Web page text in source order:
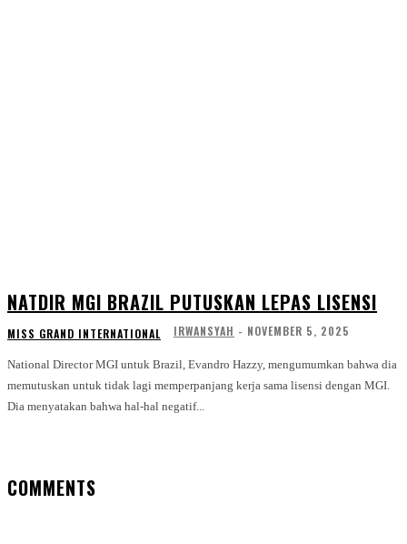
NATDIR MGI BRAZIL PUTUSKAN LEPAS LISENSI
MISS GRAND INTERNATIONAL IRWANSYAH - NOVEMBER 5, 2025
National Director MGI untuk Brazil, Evandro Hazzy, mengumumkan bahwa dia
memutuskan untuk tidak lagi memperpanjang kerja sama lisensi dengan MGI.
Dia menyatakan bahwa hal-hal negatif...
COMMENTS